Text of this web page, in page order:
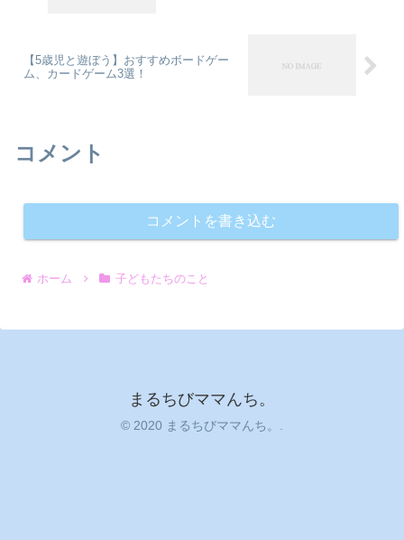
【5歳児と遊ぼう】おすすめボードゲー
ム、カードゲーム3選！
コメント
コメントを書き込む
ホーム 子どもたちのこと
まるちびママんち。
© 2020 まるちびママんち。.